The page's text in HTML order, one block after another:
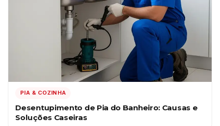
PIA & COZINHA
Desentupimento de Pia do Banheiro: Causas e
Soluções Caseiras